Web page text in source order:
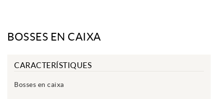
BOSSES EN CAIXA
CARACTERÍSTIQUES
Bosses en caixa